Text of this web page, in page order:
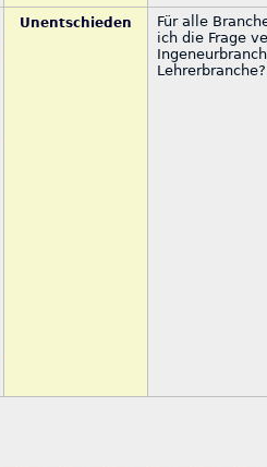
Unentschieden
Für alle
ich die Frage